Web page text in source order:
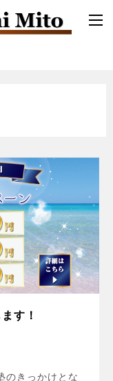
す！
のきっかけとな